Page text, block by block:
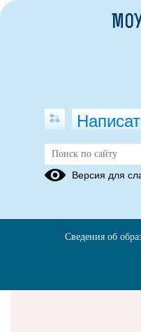
Версия для
Сведения об